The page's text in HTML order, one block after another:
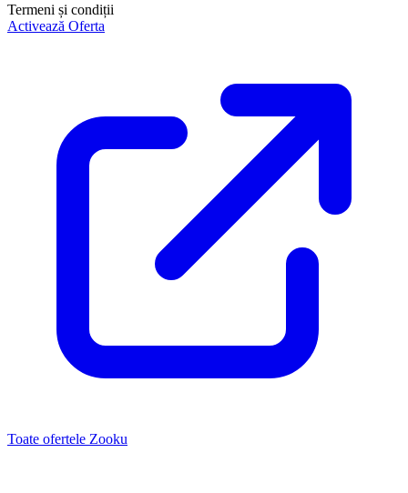
Termeni și condiții
Activează Oferta
Toate ofertele Zooku